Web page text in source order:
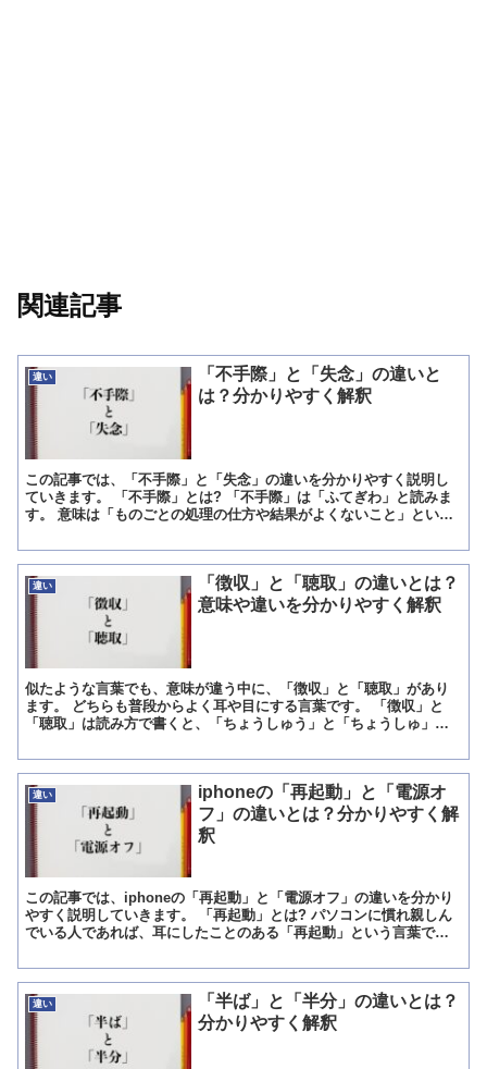
関連記事
違い
「不手際」と「失念」の違いと
は？分かりやすく解釈
この記事では、「不手際」と「失念」の違いを分かりやすく説明し
ていきます。 「不手際」とは? 「不手際」は「ふてぎわ」と読みま
す。 意味は「ものごとの処理の仕方や結果がよくないこと」という
違い
「徴収」と「聴取」の違いとは？
意味や違いを分かりやすく解釈
似たような言葉でも、意味が違う中に、「徴収」と「聴取」があり
ます。 どちらも普段からよく耳や目にする言葉です。 「徴収」と
「聴取」は読み方で書くと、「ちょうしゅう」と「ちょうしゅ」に
違い
iphoneの「再起動」と「電源オ
フ」の違いとは？分かりやすく解
釈
この記事では、iphoneの「再起動」と「電源オフ」の違いを分かり
やすく説明していきます。 「再起動」とは? パソコンに慣れ親しん
でいる人であれば、耳にしたことのある「再起動」という言葉です
違い
「半ば」と「半分」の違いとは？
分かりやすく解釈